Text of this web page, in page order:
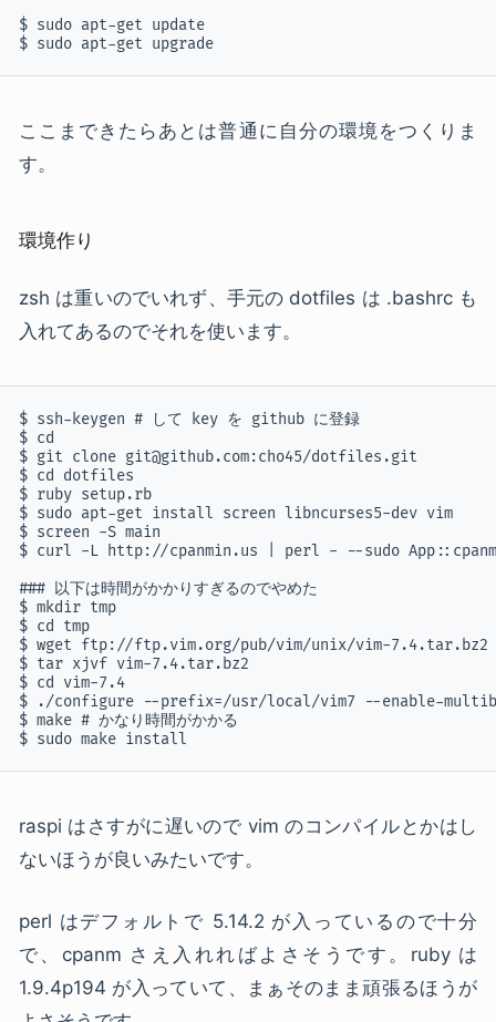
$ sudo apt-get update
$ sudo apt-get upgrade
ここまできたらあとは普通に自分の環境をつくりま
す。
環境作り
zsh は重いのでいれず、手元の dotfiles は .bashrc も
入れてあるのでそれを使います。
$ ssh-keygen # して key を github に登録
$ cd
$ git clone git@github.com:cho45/dotfiles.git
$ cd dotfiles
$ ruby setup.rb
$ sudo apt-get install screen libncurses5-dev vim
$ screen -S main
$ curl -L http://cpanmin.us | perl - --sudo
### 以下は時間がかかりすぎるのでやめた
$ mkdir tmp
$ cd tmp
$ wget ftp://ftp.vim.org/pub/vim/unix/vim-7.4.tar.bz2
$ tar xjvf vim-7.4.tar.bz2
$ cd vim-7.4
$ ./configure --prefix=/usr/local/vim7 --enable-
$ make # かなり時間がかかる
$ sudo make install
raspi はさすがに遅いので vim のコンパイルとかはし
ないほうが良いみたいです。
perl はデフォルトで 5.14.2 が入っているので十分
で、cpanm さえ入れればよさそうです。ruby は
1.9.4p194 が入っていて、まぁそのまま頑張るほうが